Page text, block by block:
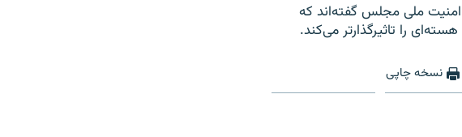
ملی مجلس گفته‌اند که
را تاثیرگذارتر می‌کند.
نسخه چاپی